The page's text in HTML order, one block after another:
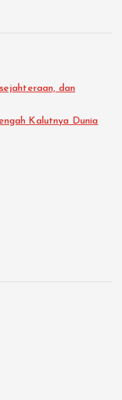
dan
Kalutnya Dunia